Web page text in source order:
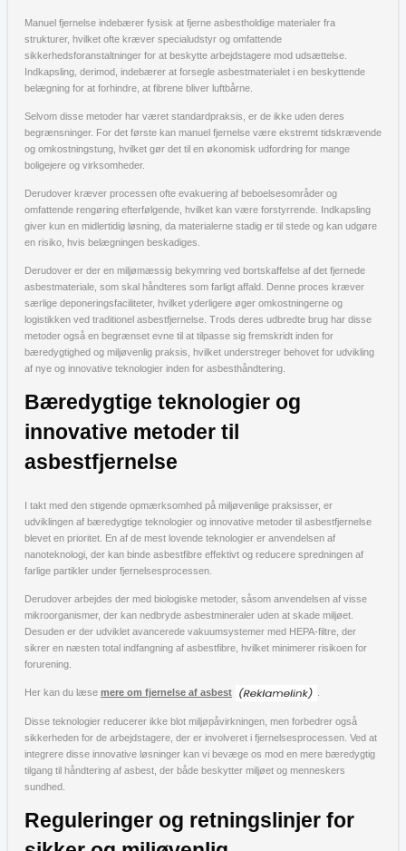
Manuel fjernelse indebærer fysisk at fjerne asbestholdige materialer fra
strukturer, hvilket ofte kræver specialudstyr og omfattende
sikkerhedsforanstaltninger for at beskytte arbejdstagere mod udsættelse.
Indkapsling, derimod, indebærer at forsegle asbestmaterialet i en beskyttende
belægning for at forhindre, at fibrene bliver luftbårne.
Selvom disse metoder har været standardpraksis, er de ikke uden deres
begrænsninger. For det første kan manuel fjernelse være ekstremt tidskrævende
og omkostningstung, hvilket gør det til en økonomisk udfordring for mange
boligejere og virksomheder.
Derudover kræver processen ofte evakuering af beboelsesområder og
omfattende rengøring efterfølgende, hvilket kan være forstyrrende. Indkapsling
giver kun en midlertidig løsning, da materialerne stadig er til stede og kan udgøre
en risiko, hvis belægningen beskadiges.
Derudover er der en miljømæssig bekymring ved bortskaffelse af det fjernede
asbestmateriale, som skal håndteres som farligt affald. Denne proces kræver
særlige deponeringsfaciliteter, hvilket yderligere øger omkostningerne og
logistikken ved traditionel asbestfjernelse. Trods deres udbredte brug har disse
metoder også en begrænset evne til at tilpasse sig fremskridt inden for
bæredygtighed og miljøvenlig praksis, hvilket understreger behovet for udvikling
af nye og innovative teknologier inden for asbesthåndtering.
Bæredygtige teknologier og
innovative metoder til
asbestfjernelse
I takt med den stigende opmærksomhed på miljøvenlige praksisser, er
udviklingen af bæredygtige teknologier og innovative metoder til asbestfjernelse
blevet en prioritet. En af de mest lovende teknologier er anvendelsen af
nanoteknologi, der kan binde asbestfibre effektivt og reducere spredningen af
farlige partikler under fjernelsesprocessen.
Derudover arbejdes der med biologiske metoder, såsom anvendelsen af visse
mikroorganismer, der kan nedbryde asbestmineraler uden at skade miljøet.
Desuden er der udviklet avancerede vakuumsystemer med HEPA-filtre, der
sikrer en næsten total indfangning af asbestfibre, hvilket minimerer risikoen for
forurening.
Her kan du læse mere om fjernelse af asbest
Disse teknologier reducerer ikke blot miljøpåvirkningen, men forbedrer også
sikkerheden for de arbejdstagere, der er involveret i fjernelsesprocessen. Ved at
integrere disse innovative løsninger kan vi bevæge os mod en mere bæredygtig
tilgang til håndtering af asbest, der både beskytter miljøet og menneskers
sundhed.
Reguleringer og retningslinjer for